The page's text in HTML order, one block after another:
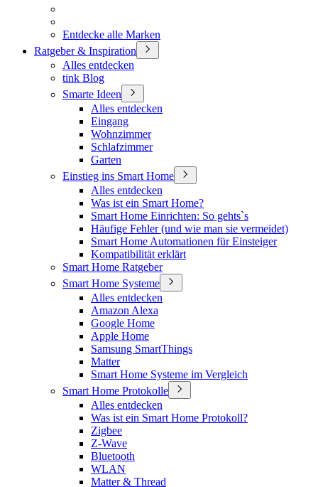
Entdecke alle Marken
Ratgeber & Inspiration
Alles entdecken
tink Blog
Smarte Ideen
Alles entdecken
Eingang
Wohnzimmer
Schlafzimmer
Garten
Einstieg ins Smart Home
Alles entdecken
Was ist ein Smart Home?
Smart Home Einrichten: So gehts`s
Häufige Fehler (und wie man sie vermeidet)
Smart Home Automationen für Einsteiger
Kompatibilität erklärt
Smart Home Ratgeber
Smart Home Systeme
Alles entdecken
Amazon Alexa
Google Home
Apple Home
Samsung SmartThings
Matter
Smart Home Systeme im Vergleich
Smart Home Protokolle
Alles entdecken
Was ist ein Smart Home Protokoll?
Zigbee
Z-Wave
Bluetooth
WLAN
Matter & Thread